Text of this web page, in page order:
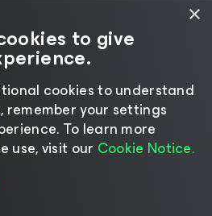
Informativa sulla privacy
|Informazioni legali
Risorse del fornitore
lingua
×
to give
cookies to understand
remember your settings
​To learn more
use, visit our Cookie Notice.